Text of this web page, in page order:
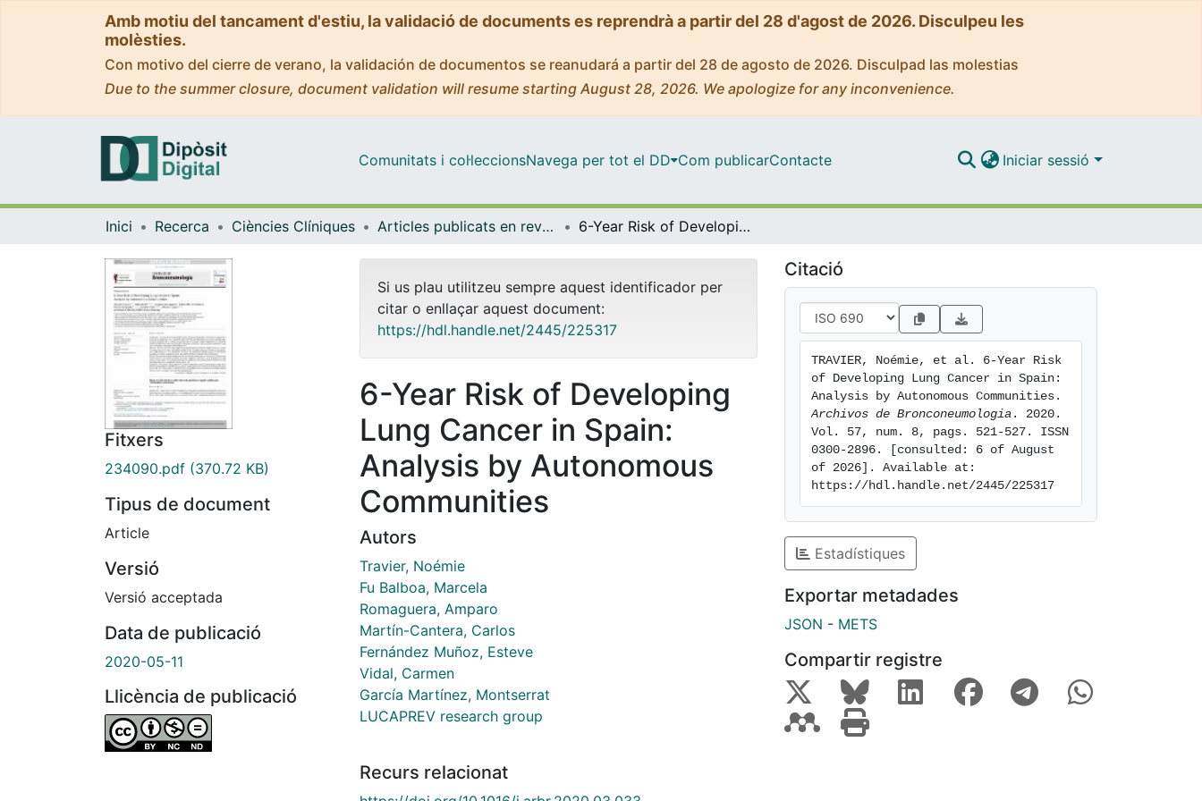
Amb motiu del tancament d'estiu, la validació de documents es reprendrà a partir del 28 d'agost de 2026. Disculpeu les
molèsties.
Con motivo del cierre de verano, la validación de documentos se reanudará a partir del 28 de agosto de 2026. Disculpad las molestias
Due to the summer closure, document validation will resume starting August 28, 2026. We apologize for any inconvenience.
Comunitats i col·leccionsNavega per tot el DD Com publicarContacte Iniciar sessió
Inici Recerca Ciències Clíniques Articles publicats en revistes (Ciències Clíniques) 6-Year Risk of Developing Lung Cancer in Spain: Analysis by Autonomous Communities
Fitxers
234090.pdf (370.72 KB)
Tipus de document
Article
Versió
Versió acceptada
Data de publicació
2020-05-11
Llicència de publicació
Si us plau utilitzeu sempre aquest identificador per
citar o enllaçar aquest document:
https://hdl.handle.net/2445/225317
6-Year Risk of Developing
Lung Cancer in Spain:
Analysis by Autonomous
Communities
Autors
Travier, Noémie
Fu Balboa, Marcela
Romaguera, Amparo
Martín-Cantera, Carlos
Fernández Muñoz, Esteve
Vidal, Carmen
García Martínez, Montserrat
LUCAPREV research group
Recurs relacionat
Citació
TRAVIER, Noémie, et al. 6-Year Risk
of Developing Lung Cancer in Spain:
Archivos de Bronconeumologia . 2020.
Vol. 57, num. 8, pags. 521-527. ISSN
0300-2896. [consulted: 6 of August
of 2026]. Available at:
https://hdl.handle.net/2445/225317
Estadístiques
Exportar metadades
JSON - METS
Compartir registre